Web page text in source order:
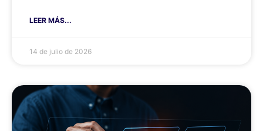
LEER MÁS...
14 de julio de 2026